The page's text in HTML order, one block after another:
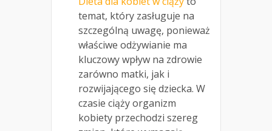
temat, który zasługuje na
szczególną uwagę, ponieważ
właściwe odżywianie ma
kluczowy wpływ na zdrowie
zarówno matki, jak i
rozwijającego się dziecka. W
czasie ciąży organizm
kobiety przechodzi szereg